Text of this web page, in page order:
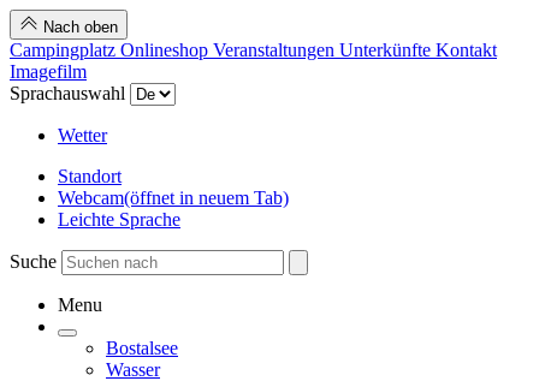
Nach oben
Campingplatz Onlineshop Veranstaltungen Unterkünfte Kontakt
Imagefilm
Sprachauswahl
Wetter
Standort
Webcam(öffnet in neuem Tab)
Leichte Sprache
Suche
Menu
Bostalsee
Wasser